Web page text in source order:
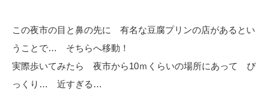
この夜市の目と鼻の先に 有名な豆腐プリンの店があるとい
うことで… そちらへ移動！
実際歩いてみたら 夜市から10ｍくらいの場所にあって び
っくり… 近すぎる…